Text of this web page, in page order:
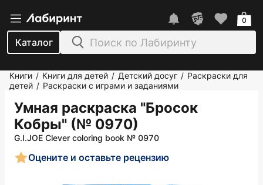
Каталог
0
Книги / Книги для детей / Детский досуг / Раскраски для
детей / Раскраски с играми и заданиями
Умная раскраска "Бросок
Кобры" (№ 0970)
G.I.JOE Clever coloring book № 0970
Оцените и оставьте рецензию